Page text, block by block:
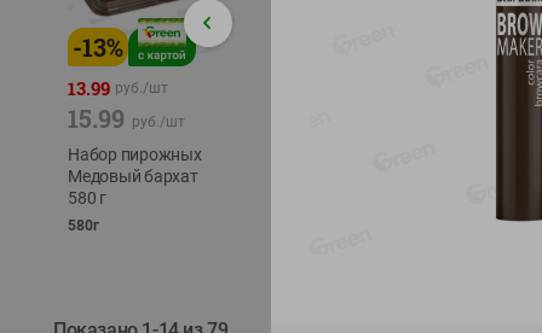
-13%
13.99 руб./шт
15.99 руб./шт
Набор пирожных
Медовый бархат
580 г
580г
24%